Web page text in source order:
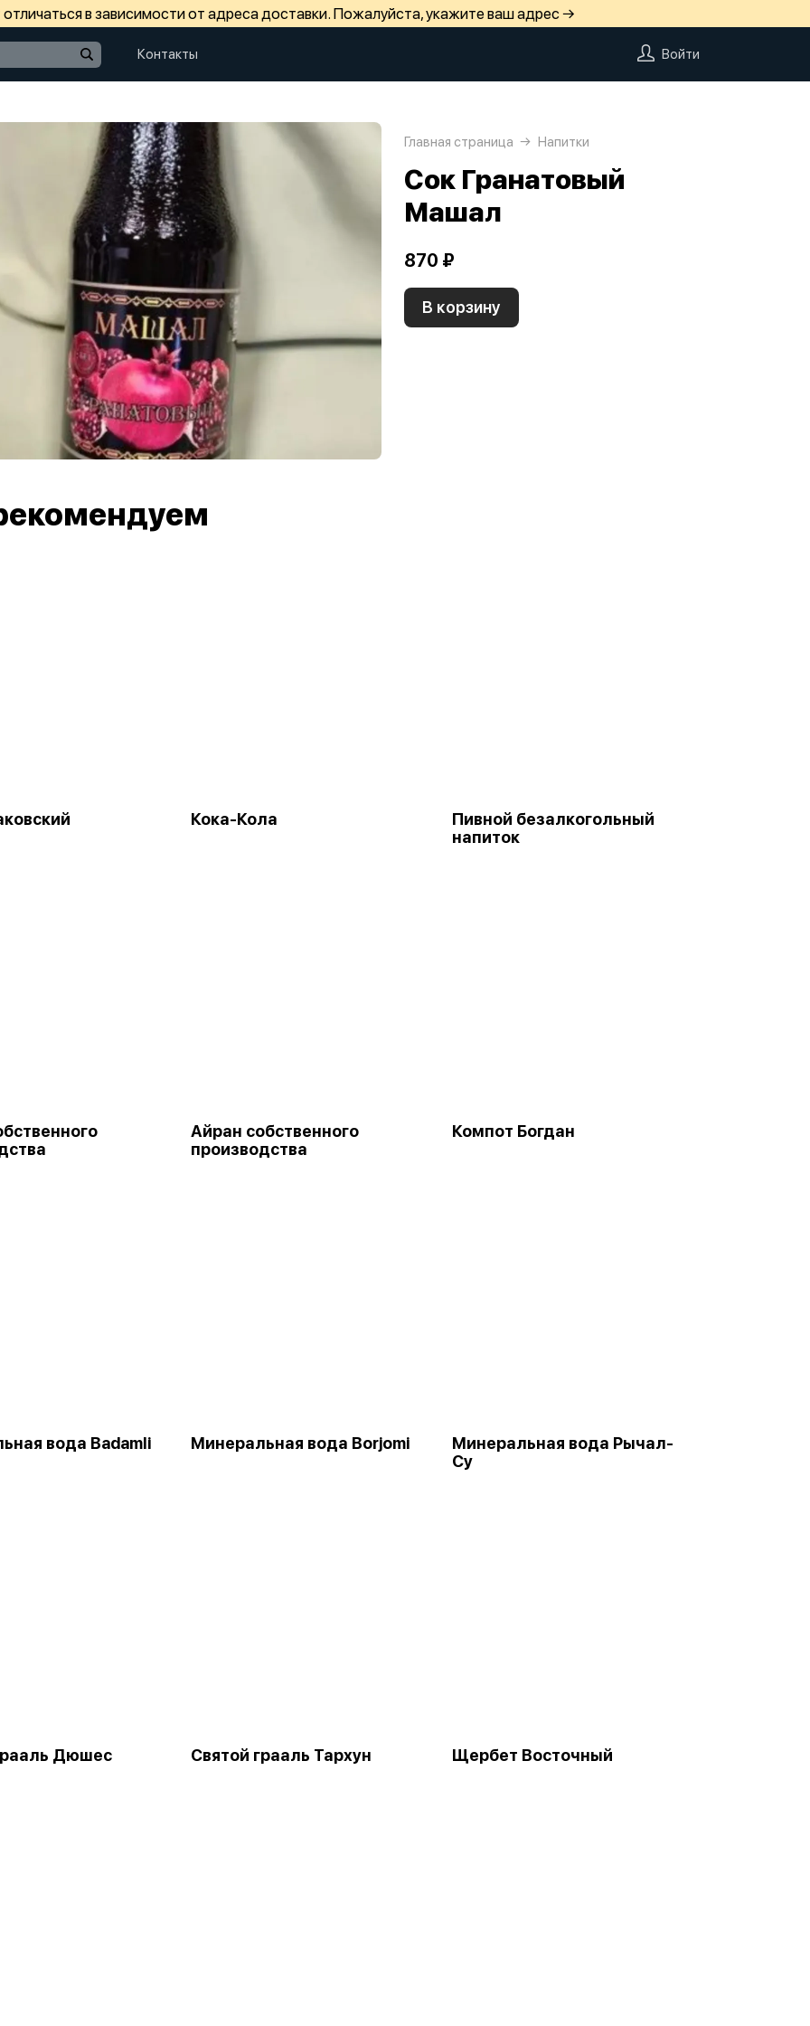
в зависимости от адреса доставки. Пожалуйста, укажите ваш адрес →
Контакты Войти
Главная страница Напитки
Сок Гранатовый
Машал
870 ₽
В корзину
Кока-Кола
Пивной безалкогольный
напиток
Айран собственного
производства
Компот Богдан
вода Badamli Минеральная вода Borjomi
Минеральная вода Рычал-
Су
Дюшес Святой грааль Тархун Щербет Восточный